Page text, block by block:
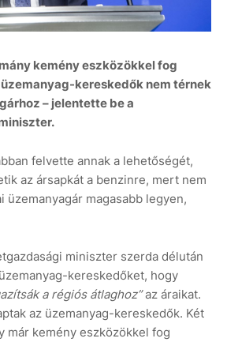
kemény eszközökkel fog
kereskedők nem térnek
– jelentette be a
felvette annak a lehetőségét,
az ársapkát a benzinre, mert nem
üzemanyagár magasabb legyen,
miniszter szerda délután
kereskedőket, hogy
a régiós átlaghoz”az áraikat.
az üzemanyag-kereskedők. Két
már kemény eszközökkel fog